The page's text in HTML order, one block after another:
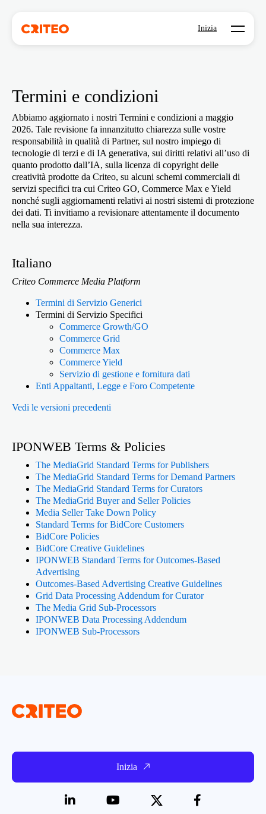
Inizia Open
Termini e condizioni
Abbiamo aggiornato i nostri Termini e condizioni a maggio
2026. Tale revisione fa innanzitutto chiarezza sulle vostre
responsabilità in qualità di Partner, sul nostro impiego di
tecnologie di terzi e di IA generativa, sui diritti relativi all’uso di
quanto prodotto dall’IA, sulla licenza di copyright delle
creatività prodotte da Criteo, su alcuni schemi commerciali di
servizi specifici tra cui Criteo GO, Commerce Max e Yield
nonché sugli aggiornamenti relativi ai nostri sistemi di protezione
dei dati. Ti invitiamo a revisionare attentamente il documento
nella sua interezza.
Italiano
Criteo Commerce Media Platform
Termini di Servizio Generici
Termini di Servizio Specifici
Commerce Growth/GO
Commerce Grid
Commerce Max
Commerce Yield
Servizio di gestione e fornitura dati
Enti Appaltanti, Legge e Foro Competente
Vedi le versioni precedenti
IPONWEB Terms & Policies
The MediaGrid Standard Terms for Publishers
The MediaGrid Standard Terms for Demand Partners
The MediaGrid Standard Terms for Curators
The MediaGrid Buyer and Seller Policies
Media Seller Take Down Policy
Standard Terms for BidCore Customers
BidCore Policies
BidCore Creative Guidelines
IPONWEB Standard Terms for Outcomes-Based
Advertising
Outcomes-Based Advertising Creative Guidelines
Grid Data Processing Addendum for Curator
The Media Grid Sub-Processors
IPONWEB Data Processing Addendum
IPONWEB Sub-Processors
Inizia